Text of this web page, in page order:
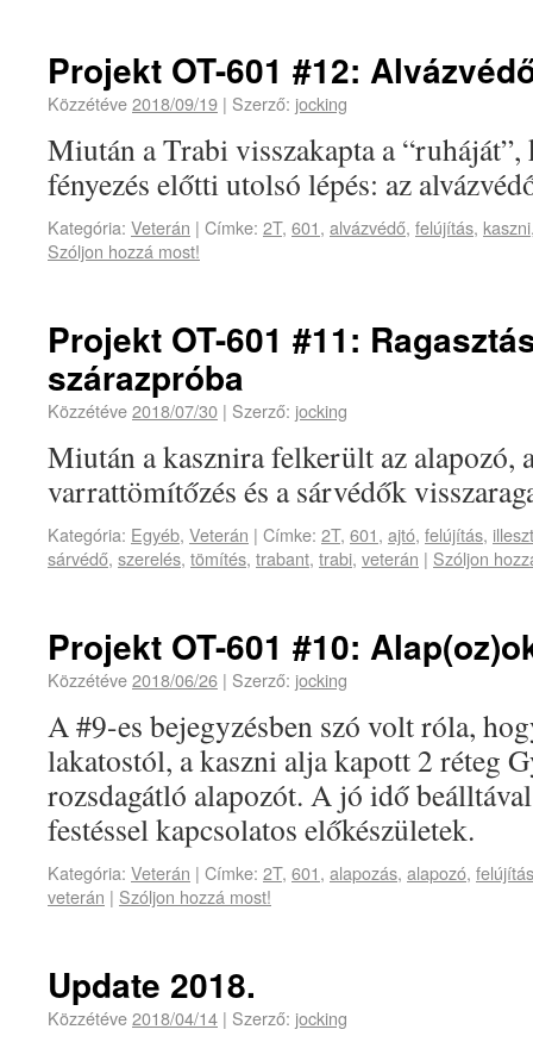
Projekt OT-601 #12:
Közzétéve2018/09/19 | Szerző: jocking
Miután a Trabi visszakapta a “ruháját”,
fényezés előtti utolsó lépés: az
Kategória: Veterán | Címke: 2T, 601, alvázvédő, felújítás, kaszni
Szóljon hozzá most!
Projekt OT-601 #11:
szárazpróba
Közzétéve2018/07/30 | Szerző: jocking
Miután a kasznira felkerült az alapozó,
varrattömítőzés és a sárvédők
Kategória: Egyéb, Veterán | Címke: 2T, 601, ajtó, felújítás,
sárvédő, szerelés, tömítés, trabant, trabi, veterán | Szóljon
Projekt OT-601 #10:
Közzétéve2018/06/26 | Szerző: jocking
A #9-es bejegyzésben szó volt róla,
lakatostól, a kaszni alja kapott 2 réteg
rozsdagátló alapozót. A jó idő
festéssel kapcsolatos előkészületek.
Kategória: Veterán | Címke: 2T, 601, alapozás, alapozó, felújítás
veterán | Szóljon hozzá most!
Update 2018.
Közzétéve2018/04/14 | Szerző: jocking